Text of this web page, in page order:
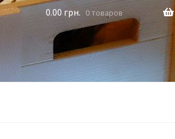
0.00 грн. 0 товаров